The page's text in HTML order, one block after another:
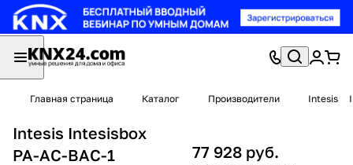
Главная страница Каталог Производители Intesis
Intesis Intesisbox
PA-AC-BAC-1
77 928 руб.